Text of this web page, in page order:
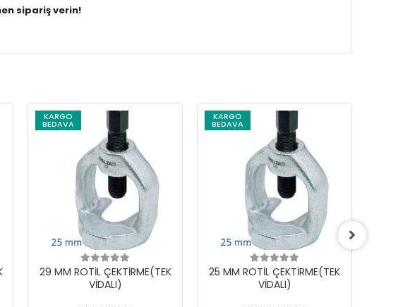
sipariş verin!
KARGO
BEDAVA
29 MM ROTİL ÇEKTİRME(TEK
VİDALI)
KARGO
BEDAVA
25 MM ROTİL ÇEKTİRME(TEK
VİDALI)